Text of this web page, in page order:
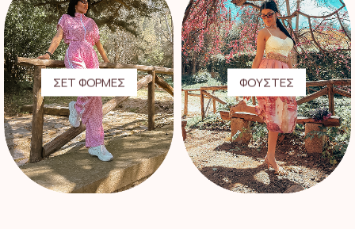
ΣΕΤ ΦΟΡΜΕΣ ΦΟΥΣΤΕΣ